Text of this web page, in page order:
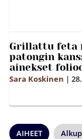
Grillattu feta
patongin
ainekset
Sara Koskinen |
AIHEET